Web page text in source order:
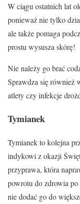
W ciągu ostatnich lat
ponieważ nie tylko
ale także pomaga
prostu wysusza skórę!
Nie należy go brać
Sprawdza się również
atlety czy infekcje
Tymianek
Tymianek to kolejna
indykowi z okazji
przyprawa, która
powrotu do zdrowia
nie dodać go do